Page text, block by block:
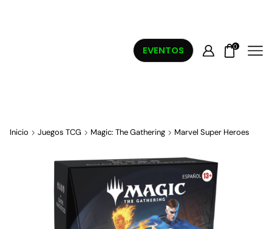
EVENTOS 0
Inicio Juegos TCG Magic: The Gathering Marvel Super Heroes